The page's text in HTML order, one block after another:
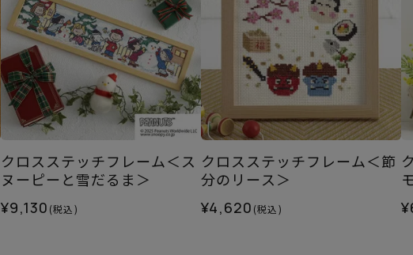
クロスステッチフレーム＜ス
ヌーピーと雪だるま＞
¥9,130 (税込)
クロスステッチフレーム＜節
分のリース＞
¥4,620 (税込)